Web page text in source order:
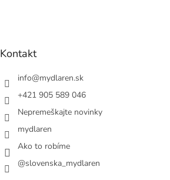
Kontakt
info@mydlaren.sk
+421 905 589 046
Nepremeškajte novinky
mydlaren
Ako to robíme
@slovenska_mydlaren